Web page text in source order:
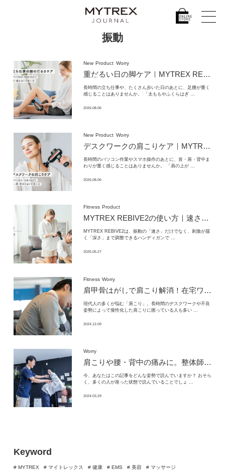
Keyword
# MYTREX # マイトレックス # 健康 # EMS # 美容
# マッサージ
振動
New Product Worry
重だるい日の脚ケア｜MYTREX REBIVE2で腰・脚をほぐす使い方
長時間の立ち仕事や、たくさん歩いた日のあとに、足腰が重く
感じることはありませんか。 「太ももやふくらはぎ …
2026.08.06
New Product Worry
デスクワークの肩こりケア｜MYTREX REBIVE2で首・肩・背中をほぐす使い方
長時間のパソコン作業やスマホ操作のあとに、首・肩・背中ま
わりが重く感じることはありませんか。 「肩の上が …
2026.08.06
Fitness Product
MYTREX REBIVE2の使い方｜速さ×深さの設定と部位別ケア – MYTREX JOURNAL
MYTREX REBIVE2は、振動の「速さ」だけでなく、刺激が届
く「深さ」まで調整できるハンディガンで …
2025.05.27
Fitness Worry
肩甲骨はがしで肩こり解消！ 在宅ワーカー必見のセルフケア術
現代人の多くが悩む「肩こり」。長時間のデスクワークや不良
姿勢によって慢性化した肩こりに困っている人も多い …
2024.12.09
Worry
肩こりや腰・背中の痛みに。整体師が教える、お手軽セルフケア3選
今、あなたはこの記事をどんな姿勢で読んでいますか？ おそら
く、多くの人が座った状態で読んでいることでしょ …
2024.03.29